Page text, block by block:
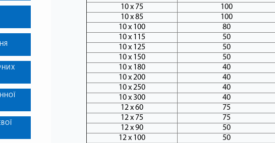
10 х 75
100
10 х 85
100
10 х 100
80
10 х 115
50
10 х 125
50
10 х 150
50
10 х 180
40
10 х 200
40
10 х 250
40
10 х 300
40
12 х 60
75
12 х 75
75
12 х 90
50
12 х 100
50